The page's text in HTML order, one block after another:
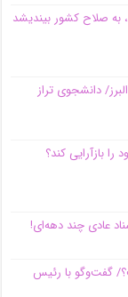
به صلاح کشور بیندیشد
دانشجوی تراز
بازآرایی کند؟
عادی چند‌ دهه‌ای!
گفت‌وگو با رئیس